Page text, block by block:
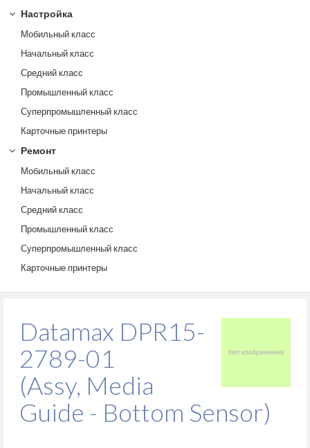
Настройка
Мобильный класс
Начальный класс
Средний класс
Промышленный класс
Суперпромышленный класс
Карточные принтеры
Ремонт
Мобильный класс
Начальный класс
Средний класс
Промышленный класс
Суперпромышленный класс
Карточные принтеры
Datamax DPR15-
2789-01
(Assy, Media
Guide - Bottom Sensor)